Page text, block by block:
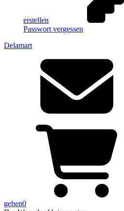
erstellen
Passwort vergessen
Delamart
gehen0